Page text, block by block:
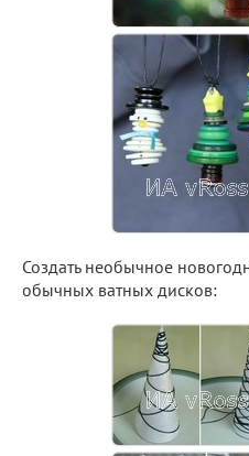
Создать необычное
обычных ватных дисков: